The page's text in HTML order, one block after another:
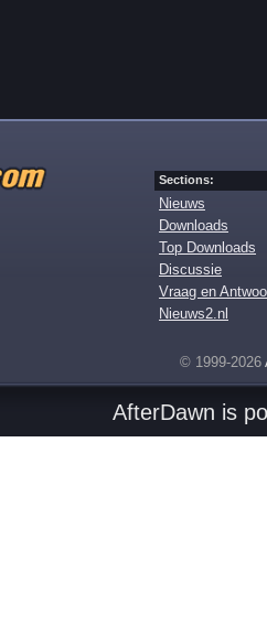
Sections:
Nieuws
Downloads
Top Downloads
Discussie
Vraag en
Nieuws2.nl
© 1999-2026
AfterDawn is